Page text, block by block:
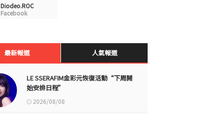
Diodeo.ROC
Facebook
最新報道 人氣報道
LE SSERAFIM金彩元恢復活動“下周開
始安排日程”
2026/08/08